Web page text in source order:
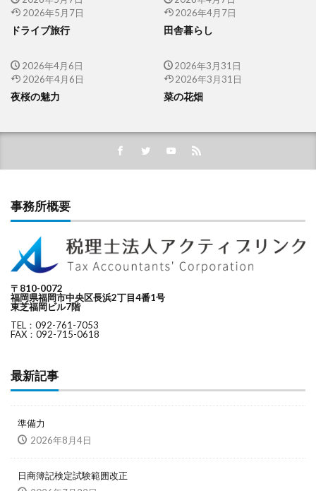
2026年5月7日
ドライブ旅行
2026年4月7日
田舎暮らし
2026年4月6日
2026年4月6日
夜桜の魅力
2026年3月31日
2026年3月31日
菜の花畑
事務所概要
〒810-0072
福岡県福岡市中央区長浜2丁目4番1号
東芝福岡ビル7階
TEL：092-761-7053
FAX：092-715-0618
最新記事
準備力
2026年8月4日
日商簿記検定試験範囲改正